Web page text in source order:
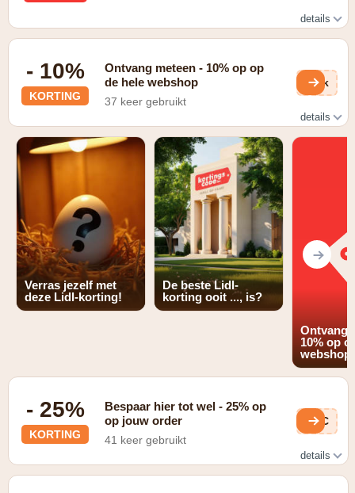
details
- 10%
KORTING
Ontvang meteen - 10% op op
de hele webshop
37 keer gebruikt
V7k
details
Geldig na inschrijving voor de nieuwsbrief
Verras jezelf met
deze Lidl-korting!
De beste Lidl-
korting ooit ..., is?
Ontvang
10% op
webshop
- 25%
KORTING
Bespaar hier tot wel - 25% op
op jouw order
41 keer gebruikt
56C
details